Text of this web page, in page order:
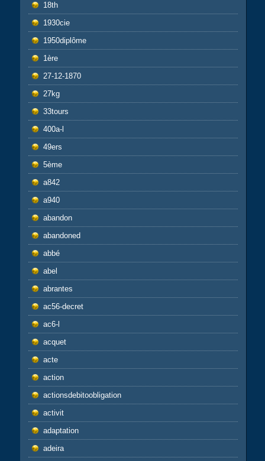
18th
1930cie
1950diplôme
1ère
27-12-1870
27kg
33tours
400a-l
49ers
5ème
a842
a940
abandon
abandoned
abbé
abel
abrantes
ac56-decret
ac6-l
acquet
acte
action
actionsdebitoobligation
activit
adaptation
adeira